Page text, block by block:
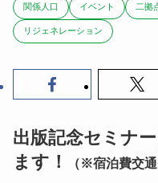
関係人口 イベント 二拠
リジェネレーション
出版記念セミナ
ます！
（※宿泊費交